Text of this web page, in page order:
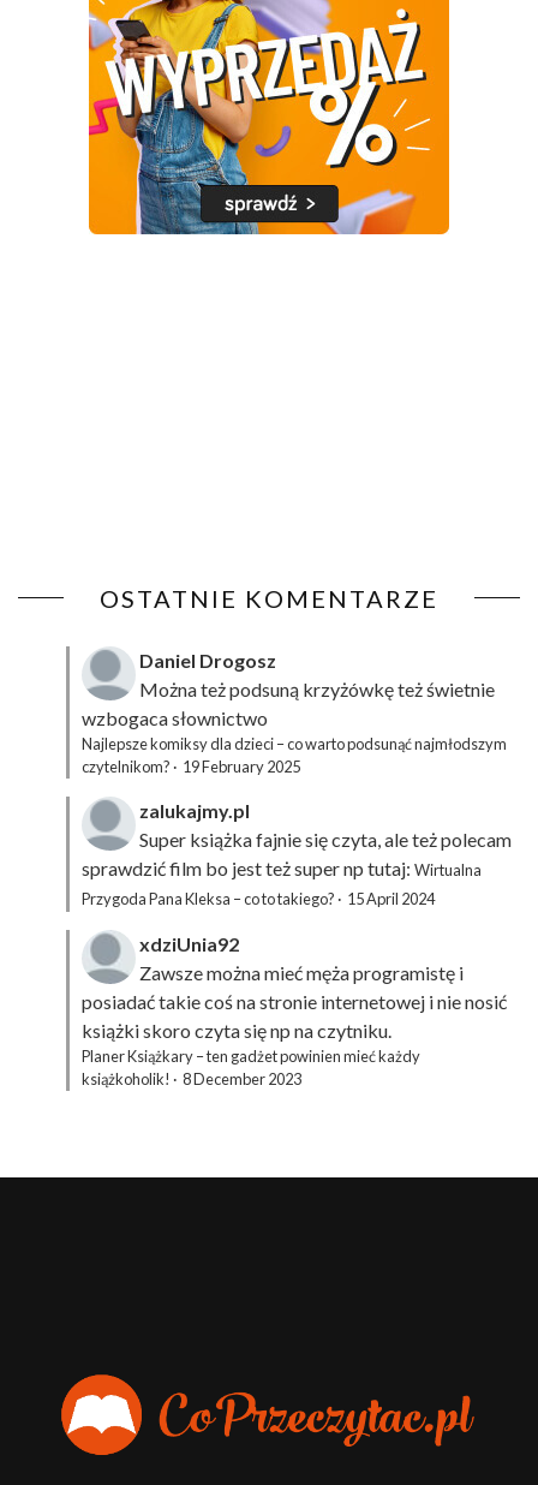
OSTATNIE KOMENTARZE
Daniel Drogosz
Można też podsuną krzyżówkęteż świetnie
wzbogaca słownictwo
Najlepsze komiksy dla dzieci – co warto podsunąć najmłodszym
czytelnikom? · 19 February 2025
zalukajmy.pl
Super książka fajnie się czyta, ale też polecam
sprawdzić film bo jest też super np tutaj: Wirtualna
Przygoda Pana Kleksa – co to takiego? · 15 April 2024
xdziUnia92
Zawsze można mieć męża programistę i
posiadać takie coś na stronie internetowej i nie nosić
książki skoro czyta się np na czytniku.
Planer Książkary – ten gadżet powinien mieć każdy
książkoholik! · 8 December 2023